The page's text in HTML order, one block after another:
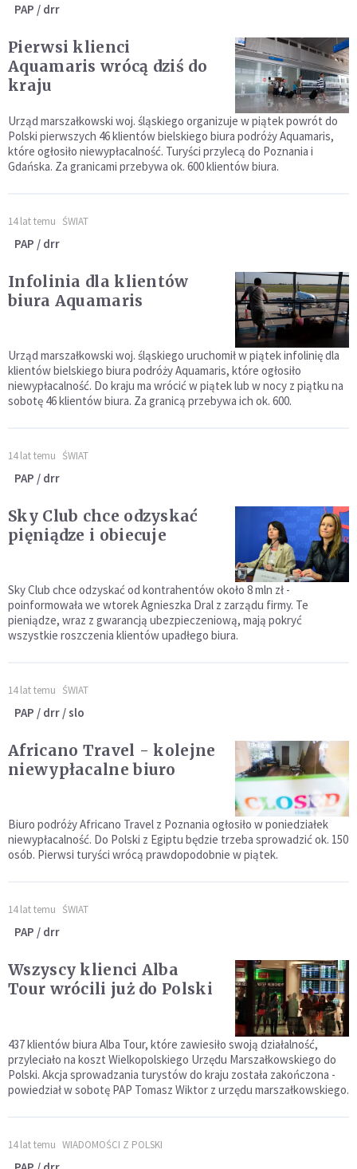
PAP / drr
Pierwsi klienci
Aquamaris wrócą dziś do
kraju
Urząd marszałkowski woj. śląskiego organizuje w piątek powrót do
Polski pierwszych 46 klientów bielskiego biura podróży Aquamaris,
które ogłosiło niewypłacalność. Turyści przylecą do Poznania i
Gdańska. Za granicami przebywa ok. 600 klientów biura.
14 lat temu ŚWIAT
PAP / drr
Infolinia dla klientów
biura Aquamaris
Urząd marszałkowski woj. śląskiego uruchomił w piątek infolinię dla
klientów bielskiego biura podróży Aquamaris, które ogłosiło
niewypłacalność. Do kraju ma wrócić w piątek lub w nocy z piątku na
sobotę 46 klientów biura. Za granicą przebywa ich ok. 600.
14 lat temu ŚWIAT
PAP / drr
Sky Club chce odzyskać
pięniądze i obiecuje
Sky Club chce odzyskać od kontrahentów około 8 mln zł -
poinformowała we wtorek Agnieszka Dral z zarządu firmy. Te
pieniądze, wraz z gwarancją ubezpieczeniową, mają pokryć
wszystkie roszczenia klientów upadłego biura.
14 lat temu ŚWIAT
PAP / drr / slo
Africano Travel - kolejne
niewypłacalne biuro
Biuro podróży Africano Travel z Poznania ogłosiło w poniedziałek
niewypłacalność. Do Polski z Egiptu będzie trzeba sprowadzić ok. 150
osób. Pierwsi turyści wrócą prawdopodobnie w piątek.
14 lat temu ŚWIAT
PAP / drr
Wszyscy klienci Alba
Tour wrócili już do Polski
437 klientów biura Alba Tour, które zawiesiło swoją działalność,
przyleciało na koszt Wielkopolskiego Urzędu Marszałkowskiego do
Polski. Akcja sprowadzania turystów do kraju została zakończona -
powiedział w sobotę PAP Tomasz Wiktor z urzędu marszałkowskiego.
14 lat temu WIADOMOŚCI Z POLSKI